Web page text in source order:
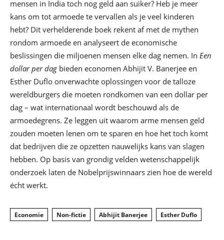
mensen in India toch nog geld aan suiker? Heb je meer
kans om tot armoede te vervallen als je veel kinderen
hebt? Dit verhelderende boek rekent af met de mythen
rondom armoede en analyseert de economische
beslissingen die miljoenen mensen elke dag nemen. In Een
dollar per dag bieden economen Abhijit V. Banerjee en
Esther Duflo onverwachte oplossingen voor de talloze
wereldburgers die moeten rondkomen van een dollar per
dag – wat internationaal wordt beschouwd als de
armoedegrens. Ze leggen uit waarom arme mensen geld
zouden moeten lenen om te sparen en hoe het toch komt
dat bedrijven die ze opzetten nauwelijks kans van slagen
hebben. Op basis van grondig velden wetenschappelijk
onderzoek laten de Nobelprijswinnaars zien hoe de wereld
écht werkt.
Economie Non-fictie Abhijit Banerjee Esther Duflo